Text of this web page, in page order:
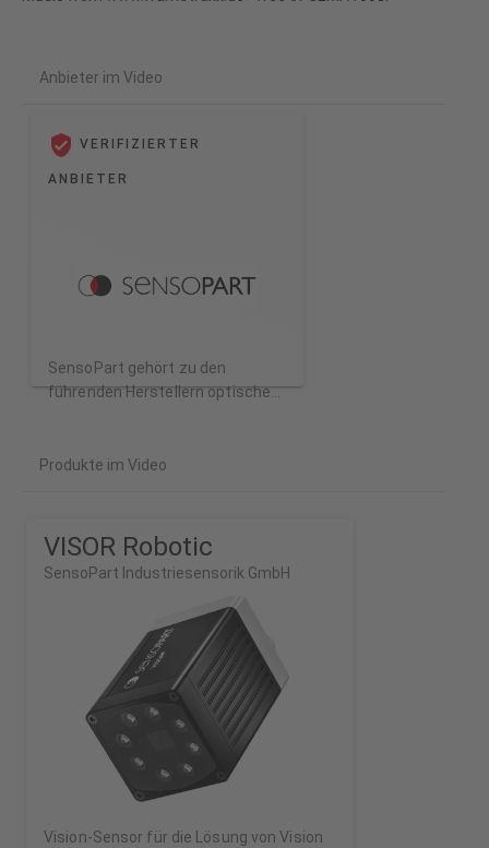
Anbieter im Video
VERIFIZIERTER
ANBIETER
SensoPart gehört zu den
führenden Herstellern optischer
Produkte im Video
VISOR Robotic
SensoPart Industriesensorik GmbH
Vision-Sensor für die Lösung von Vision